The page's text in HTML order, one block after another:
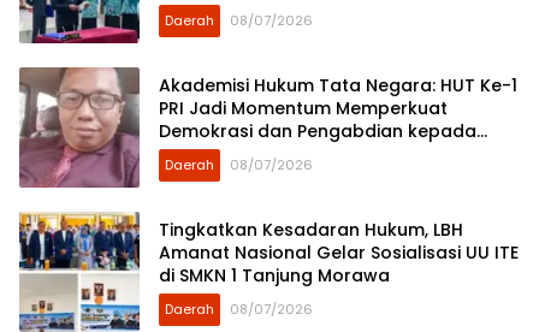
Daerah 08/07/2026
Akademisi Hukum Tata Negara: HUT Ke-1
PRI Jadi Momentum Memperkuat
Demokrasi dan Pengabdian kepada
Rakyat
Daerah 08/07/2026
Tingkatkan Kesadaran Hukum, LBH
Amanat Nasional Gelar Sosialisasi UU ITE
di SMKN 1 Tanjung Morawa
Daerah 08/07/2026